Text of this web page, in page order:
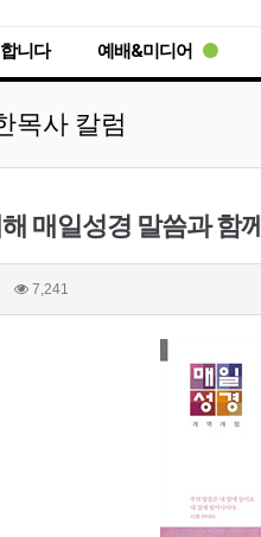
니다 예배&미디어
목사 칼럼
매일성경 말씀과 함께
7,241